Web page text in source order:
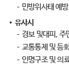
민방위사태 예
유사시
경보 및대피, 주
교통통제 및 등
인명구조 및 의